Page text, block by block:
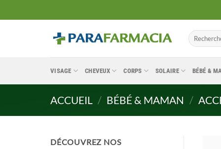
au
Recherche
pour :
VISAGE CHEVEUX CORPS SOLAIRE BÉBÉ &
ACCUEIL / BÉBÉ & MAMAN /
DÉCOUVREZ NOS